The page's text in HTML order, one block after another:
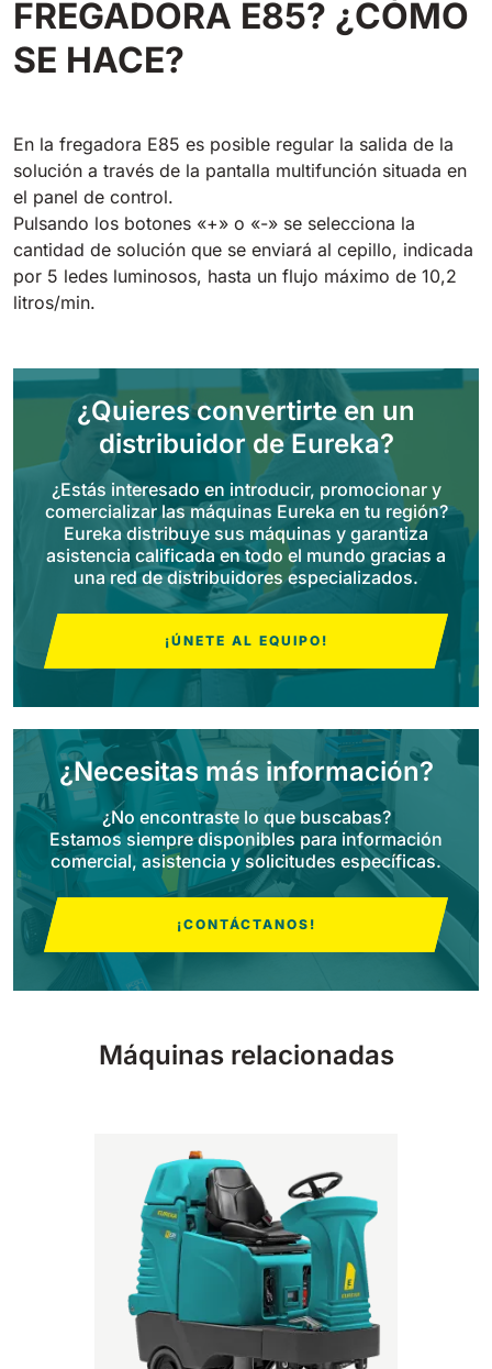
E55
550 mm
530 mm 2280 m²/h
E61
610 mm 2625 m²/h
3195 m²/h
E81
810 mm 3645 m²/h
Fregadora con operador a bordo
Ver todas
3900 m²/h
760 mm 4560 m²/h
E83
830 mm 4980 m²/h
E85
E110-D
1100 mm 8800 m²/h
E110-R
1100 mm 8800 m²/h
Tigra
5800 m²/h
1200 mm 10200 m²/h
Rider Lift
1200 mm 7865 m²/h
Magnum
18840 m²/h
Bull 200
2100 mm 29400 m²/h
FREGADORA E85? ¿CÓMO
SE HACE?
En la fregadora E85 es posible regular la salida de la
solución a través de la pantalla multifunción situada en
el panel de control.
Pulsando los botones «+» o «-» se selecciona la
cantidad de solución que se enviará al cepillo, indicada
por 5 ledes luminosos, hasta un flujo máximo de 10,2
litros/min.
¿Quieres convertirte en un
distribuidor de Eureka?
¿Estás interesado en introducir, promocionar y
comercializar las máquinas Eureka en tu región?
Eureka distribuye sus máquinas y garantiza
asistencia calificada en todo el mundo gracias a
una red de distribuidores especializados.
¡ÚNETE AL EQUIPO!
¿Necesitas más información?
¿No encontraste lo que buscabas?
Estamos siempre disponibles para información
comercial, asistencia y solicitudes específicas.
¡CONTÁCTANOS!
Máquinas relacionadas